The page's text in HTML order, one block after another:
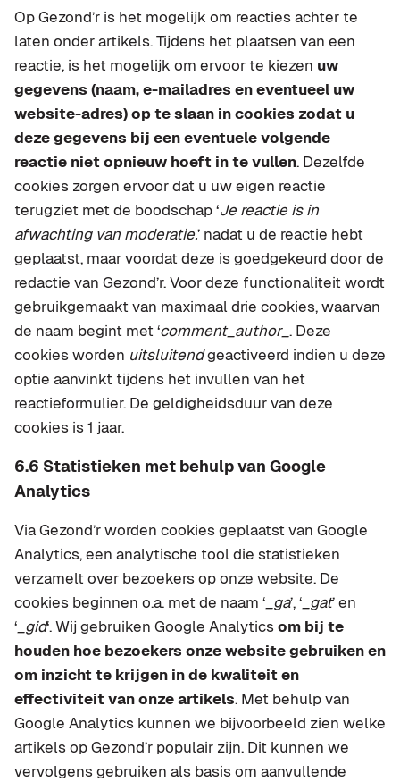
Op Gezond’r is het mogelijk om reacties achter te
laten onder artikels. Tijdens het plaatsen van een
reactie, is het mogelijk om ervoor te kiezen uw
gegevens (naam, e-mailadres en eventueel uw
website-adres) op te slaan in cookies zodat u
deze gegevens bij een eventuele volgende
reactie niet opnieuw hoeft in te vullen. Dezelfde
cookies zorgen ervoor dat u uw eigen reactie
terugziet met de boodschap ‘Je reactie is in
afwachting van moderatie.’ nadat u de reactie hebt
geplaatst, maar voordat deze is goedgekeurd door de
redactie van Gezond’r. Voor deze functionaliteit wordt
gebruikgemaakt van maximaal drie cookies, waarvan
de naam begint met ‘comment_author_ . Deze
cookies worden uitsluitendgeactiveerd indien u deze
optie aanvinkt tijdens het invullen van het
reactieformulier. De geldigheidsduur van deze
cookies is 1 jaar.
6.6 Statistieken met behulp van Google
Analytics
Via Gezond’r worden cookies geplaatst van Google
Analytics, een analytische tool die statistieken
verzamelt over bezoekers op onze website. De
cookies beginnen o.a. met de naam ‘ _ga’, ‘ _gat’ en
‘ _gid‘. Wij gebruiken Google Analyticsom bij te
houden hoe bezoekers onze website gebruiken en
om inzicht te krijgen in de kwaliteit en
effectiviteit van onze artikels. Met behulp van
Google Analytics kunnen we bijvoorbeeld zien welke
artikels op Gezond’r populair zijn. Dit kunnen we
vervolgens gebruiken als basis om aanvullende